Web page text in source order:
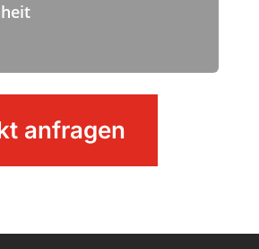
anfragen